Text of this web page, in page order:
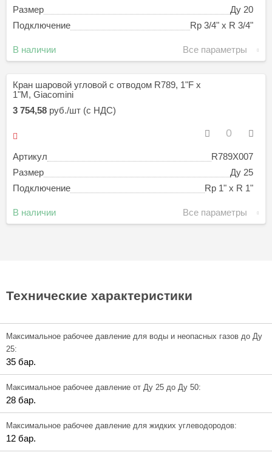
Размер
Ду 20
Подключение
Rp 3/4" х R 3/4"
В наличии Все параметры
Кран шаровой угловой с отводом R789, 1"F x
1"M, Giacomini
Артикул
R789X007
Размер
Ду 25
Подключение
Rp 1" х R 1"
3 754,58 руб./шт (с НДС)
В наличии Все параметры
Технические характеристики
Максимальное рабочее давление для воды и неопасных газов до Ду
25:
35 бар.
Максимальное рабочее давление от Ду 25 до Ду 50:
28 бар.
Максимальное рабочее давление для жидких углеводородов:
12 бар.